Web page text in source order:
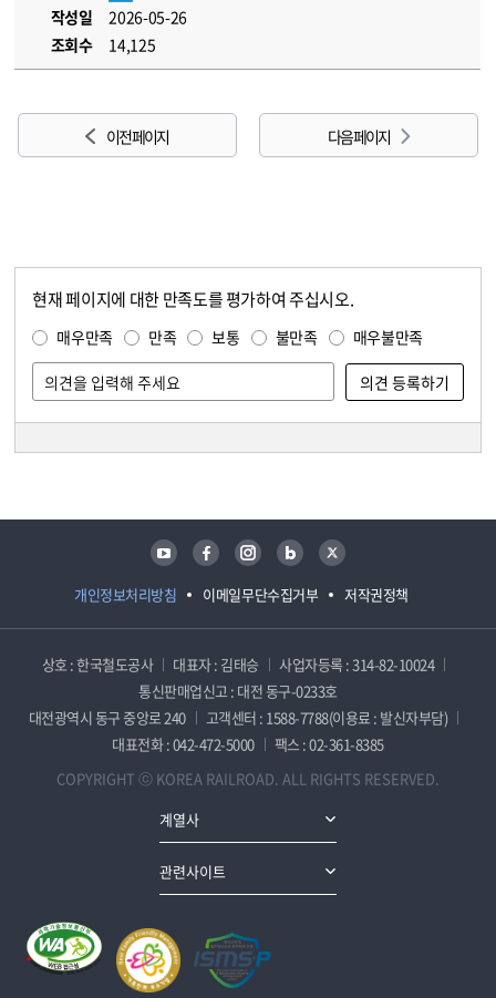
작성일
2026-05-26
조회수
14,125
이전 페이지 다음 페이지
현재 페이지에 대한 만족도를 평가하여 주십시오.
매우만족 만족 보통 불만족 매우불만족
개인정보처리방침 이메일무단수집거부 저작권정책
유튜브 페이스북 인스타그램 블로그 트위터
상호 : 한국철도공사 대표자 : 김태승
사업자등록 : 314-82-10024
통신판매업신고 : 대전 동구-0233호
대전광역시 동구 중앙로 240
고객센터 : 1588-7788(이용료 : 발신자부담)
대표전화 : 042-472-5000
팩스 : 02-361-8385
COPYRIGHT ⓒ KOREA RAILROAD. ALL RIGHTS RESERVED.
계열사
관련사이트